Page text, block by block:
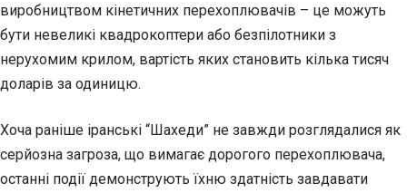
виробництвом кінетичних перехоплювачів – це можуть
бути невеликі квадрокоптери або безпілотники з
нерухомим крилом, вартість яких становить кілька тисяч
доларів за одиницю.
Хоча раніше іранські “Шахеди” не завжди розглядалися як
серйозна загроза, що вимагає дорогого перехоплювача,
останні події демонструють їхню здатність завдавати